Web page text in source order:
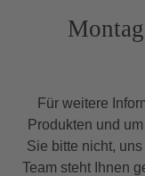
Für weitere
Produkten und
Sie bitte nicht,
Team steht Ihnen